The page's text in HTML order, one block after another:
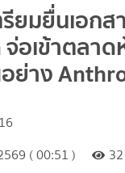
ยมยื่นเอกส
อเข้าตลา
ย่าง
( 00:51 )
32